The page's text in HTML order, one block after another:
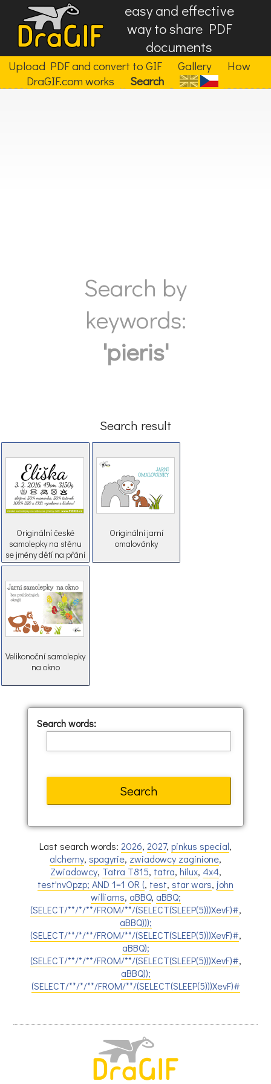
easy and effective
way to share PDF
documents
Upload PDF and convert to GIF Gallery
How
DraGIF.com works
Search
Search by
keywords:
'pieris'
Search result
Originální české
samolepky na stěnu
se jmény dětí na přání
Originální jarní
omalovánky
Velikonoční samolepky
na okno
Search words:
Last search words: 2026, 2027, pinkus special,
alchemy, spagyrie, zwiadowcy zaginione,
Zwiadowcy, Tatra T815, tatra, hilux, 4x4,
test'nvOpzp; AND 1=1 OR (, test, star wars, john
williams, aBBQ, aBBQ;
(SELECT/**/*/**/FROM/**/(SELECT(SLEEP(5)))XevF)#,
aBBQ)));
(SELECT/**/*/**/FROM/**/(SELECT(SLEEP(5)))XevF)#,
aBBQ);
(SELECT/**/*/**/FROM/**/(SELECT(SLEEP(5)))XevF)#,
aBBQ));
(SELECT/**/*/**/FROM/**/(SELECT(SLEEP(5)))XevF)#